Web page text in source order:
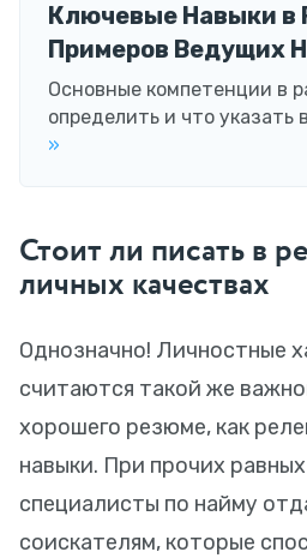
Ключевые Навыки в
Примеров Ведущих
Основные компетенции в
определить и что указать
»
Стоит ли писать в
личных качествах
Однозначно! Личностные
считаются такой же
хорошего резюме, как
навыки. При прочих
специалисты по найму
соискателям, которые